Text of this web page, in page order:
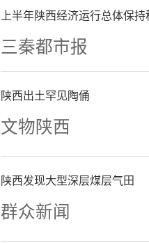
力大型公司
团。企业现
市天河区外
地在广东，驻
上半年陕西经济运行总体保
三秦都市报
陕西出土罕见陶俑
文物陕西
陕西发现大型深层煤层气田
群众新闻